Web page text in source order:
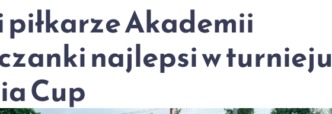
piłkarze Akademii
najlepsi w turnieju
Cup